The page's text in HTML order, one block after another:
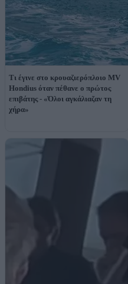
Τι έγινε στο κρουαζιερόπλοιο MV
Hondius όταν πέθανε ο πρώτος
επιβάτης - «Όλοι αγκάλιαζαν τη
χήρα»